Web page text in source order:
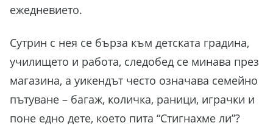
ежедневието.
Сутрин с нея се бърза към детската градина,
училището и работа, следобед се минава през
магазина, а уикендът често означава семейно
пътуване – багаж, количка, раници, играчки и
поне едно дете, което пита “Стигнахме ли”?